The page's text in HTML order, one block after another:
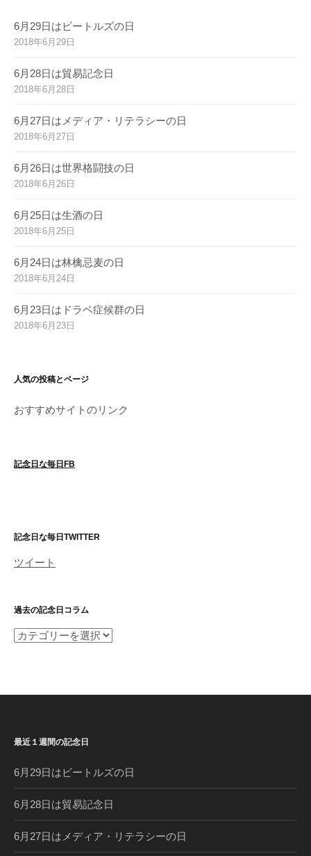
6月29日はビートルズの日
2018年6月29日
6月28日は貿易記念日
2018年6月28日
6月27日はメディア・リテラシーの日
2018年6月27日
6月26日は世界格闘技の日
2018年6月26日
6月25日は生酒の日
2018年6月25日
6月24日は林檎忌麦の日
2018年6月24日
6月23日はドラベ症候群の日
2018年6月23日
人気の投稿とページ
おすすめサイトのリンク
記念日な毎日FB
記念日な毎日TWITTER
ツイート
過去の記念日コラム
過
コ
ム
最近１週間の記念日
6月29日はビートルズの日
6月28日は貿易記念日
6月27日はメディア・リテラシーの日